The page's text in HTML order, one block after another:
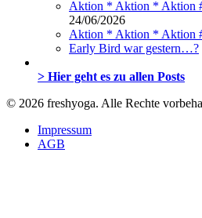
Aktion * Aktion * Aktion
24/06/2026
Aktion * Aktion * Aktion
Early Bird war gestern…?
> Hier geht es zu allen Posts
© 2026 freshyoga. Alle Rechte
Impressum
AGB